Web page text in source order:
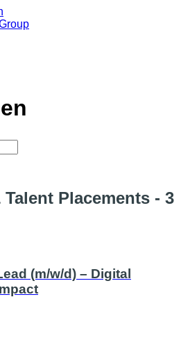
Talent Placements - 3
(m/w/d) – Digital